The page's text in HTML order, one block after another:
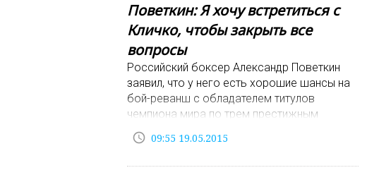
Поветкин: Я хочу встретиться с
Кличко, чтобы закрыть все
вопросы
Российский боксер Александр Поветкин
заявил, что у него есть хорошие шансы на
бой-реванш с обладателем титулов
чемпиона мира по трем престижным
версиям в супертяжелом весе украинцем
Владимиром Кличко.
access_time 09:55 19.05.2015